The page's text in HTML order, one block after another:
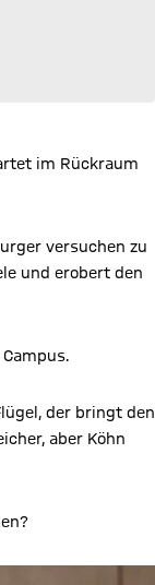
im Rückraum
versuchen zu
und erobert den
der bringt den
aber Köhn